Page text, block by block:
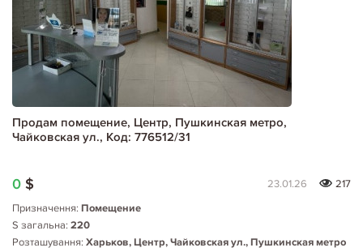
Продам помещение, Центр, Пушкинская метро,
Чайковская ул., Код: 776512/31
0 $ 23.01.26
217
Призначення: Помещение
S загальна: 220
Розташування: Харьков, Центр, Чайковская ул., Пушкинская метро